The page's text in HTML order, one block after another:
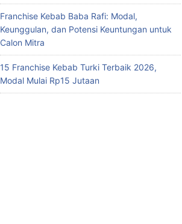
Franchise Kebab Baba Rafi: Modal,
Keunggulan, dan Potensi Keuntungan untuk
Calon Mitra
15 Franchise Kebab Turki Terbaik 2026,
Modal Mulai Rp15 Jutaan